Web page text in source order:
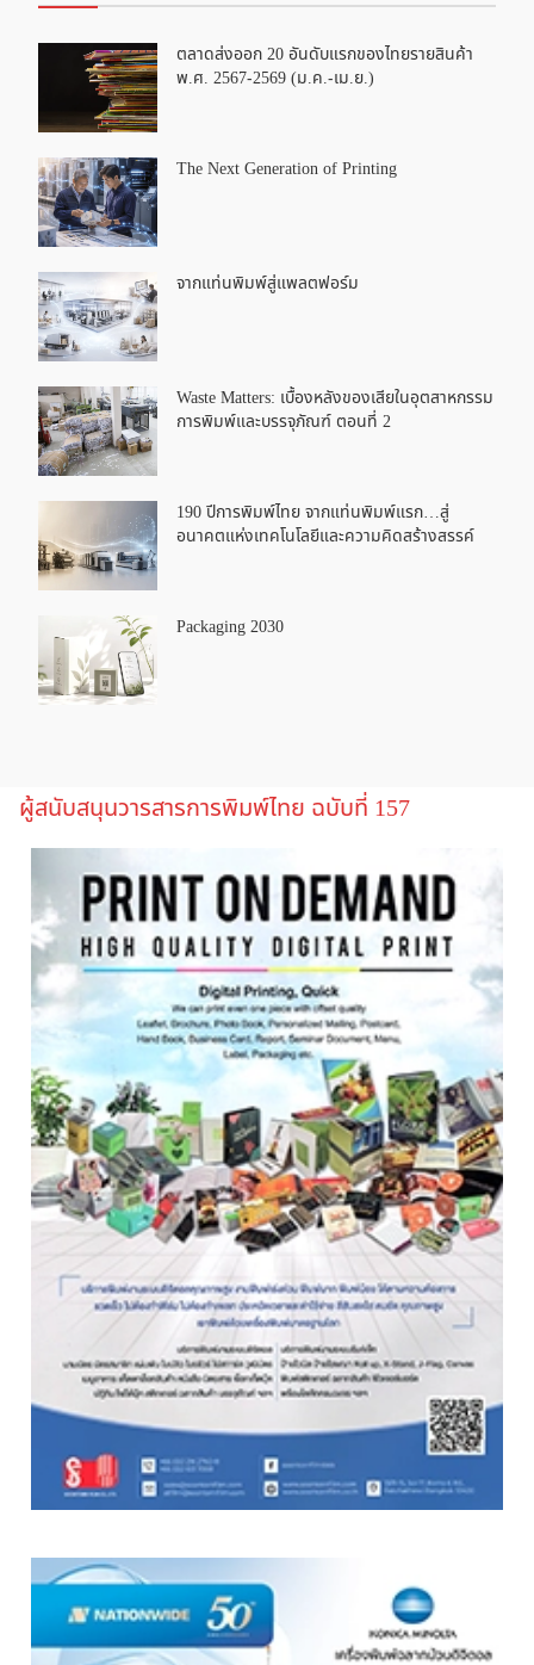
ตลาดส่งออก 20 อันดับแรกของไทยรายสินค้า
พ.ศ. 2567-2569 (ม.ค.-เม.ย.)
The Next Generation of Printing
จากแท่นพิมพ์สู่แพลตฟอร์ม
Waste Matters: เบื้องหลังของเสียในอุตสาหกรรม
การพิมพ์และบรรจุภัณฑ์ ตอนที่ 2
190 ปีการพิมพ์ไทย จากแท่นพิมพ์แรก…สู่
อนาคตแห่งเทคโนโลยีและความคิดสร้างสรรค์
Packaging 2030
ผู้สนับสนุนวารสารการพิมพ์ไทย ฉบับที่ 157